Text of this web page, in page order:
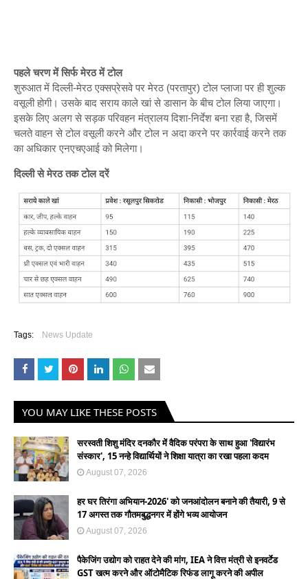
पहले चरण में सिर्फ मेरठ में टोल
शुरुआत में दिल्ली-मेरठ एक्सप्रेसवे पर मेरठ (परतापुर) टोल प्लाजा पर ही शुल्क
वसूली होगी। उसके बाद सराय काले खां से डासान के बीच टोल लिया जाएगा।
इसके लिए अलग से सड़क परिवहन मंत्रालय दिशा-निर्देश बना रहा है, जिसमें
चलते वाहन से टोल वसूली करने और टोल न अदा करने पर कार्रवाई करने तक
का अधिकार एनएचएआई को मिलेगा।
दिल्ली से मेरठ तक टोल दरें
Tags: News Update
YOU MAY LIKE THESE POSTS
सरस्वती शिशु मंदिर दनकौर में वैदिक परंपरा के साथ हुआ 'विद्यारंभ
संस्कार', 15 नन्हे विद्यार्थियों ने शिक्षा यात्रा का रखा पहला कदम
August 07, 2026
हर घर तिरंगा अभियान-2026' को जनआंदोलन बनाने की तैयारी, 9 से
17 अगस्त तक गौतमबुद्धनगर में होंगे भव्य आयोजन
August 07, 2026
पैकेजिंग उद्योग को राहत देने की मांग, IEA ने वित्त मंत्री से इनवर्टेड
GST खत्म करने और ऑटोमैटिक रिफंड लागू करने की अपील